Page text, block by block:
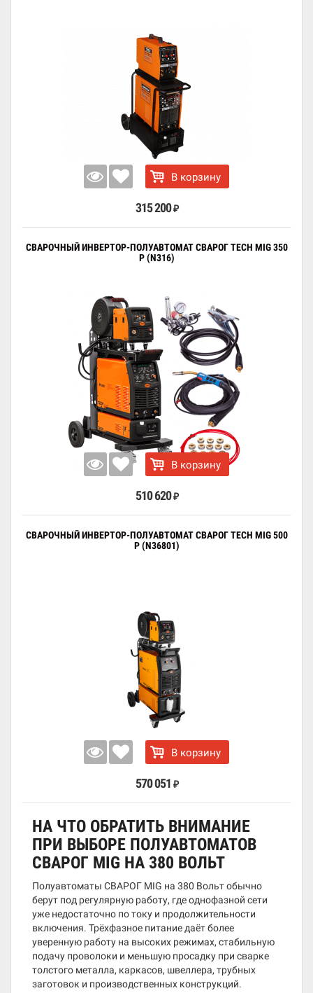
В корзину
315 200 ₽
СВАРОЧНЫЙ ИНВЕРТОР-ПОЛУАВТОМАТ СВАРОГ TECH MIG 350
P (N316)
В корзину
510 620 ₽
СВАРОЧНЫЙ ИНВЕРТОР-ПОЛУАВТОМАТ СВАРОГ TECH MIG 500
P (N36801)
В корзину
570 051 ₽
НА ЧТО ОБРАТИТЬ ВНИМАНИЕ
ПРИ ВЫБОРЕ ПОЛУАВТОМАТОВ
СВАРОГ MIG НА 380 ВОЛЬТ
Полуавтоматы СВАРОГ MIG на 380 Вольт обычно
берут под регулярную работу, где однофазной сети
уже недостаточно по току и продолжительности
включения. Трёхфазное питание даёт более
уверенную работу на высоких режимах, стабильную
подачу проволоки и меньшую просадку при сварке
толстого металла, каркасов, швеллера, трубных
заготовок и производственных конструкций.